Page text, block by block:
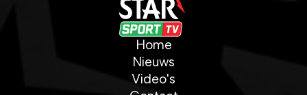
Home
Nieuws
Video's